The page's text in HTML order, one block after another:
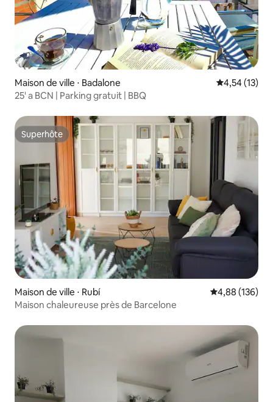
Maison de ville ⋅ Badalone Évaluation
4,54 (13)
25' a BCN | Parking gratuit | BBQ
Superhôte
Superhôte
Maison de ville ⋅ Rubí Évaluation
4,88 (136)
Maison chaleureuse près de Barcelone